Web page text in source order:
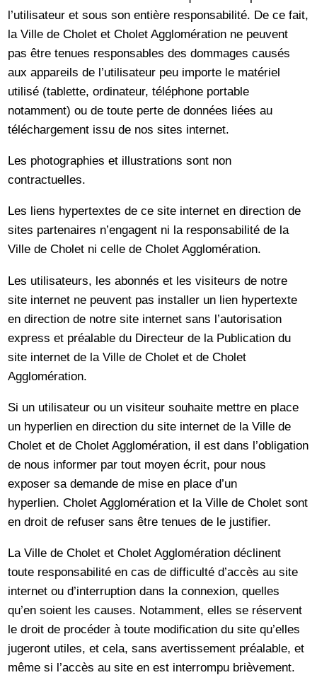
l’utilisateur et sous son entière responsabilité. De ce fait,
la Ville de Cholet et Cholet Agglomération ne peuvent
pas être tenues responsables des dommages causés
aux appareils de l’utilisateur peu importe le matériel
utilisé (tablette, ordinateur, téléphone portable
notamment) ou de toute perte de données liées au
téléchargement issu de nos sites internet.
Les photographies et illustrations sont non
contractuelles.
Les liens hypertextes de ce site internet en direction de
sites partenaires n’engagent ni la responsabilité de la
Ville de Cholet ni celle de Cholet Agglomération.
Les utilisateurs, les abonnés et les visiteurs de notre
site internet ne peuvent pas installer un lien hypertexte
en direction de notre site internet sans l’autorisation
express et préalable du Directeur de la Publication du
site internet de la Ville de Cholet et de Cholet
Agglomération.
Si un utilisateur ou un visiteur souhaite mettre en place
un hyperlien en direction du site internet de la Ville de
Cholet et de Cholet Agglomération, il est dans l’obligation
de nous informer par tout moyen écrit, pour nous
exposer sa demande de mise en place d’un
hyperlien. Cholet Agglomération et la Ville de Cholet sont
en droit de refuser sans être tenues de le justifier.
La Ville de Cholet et Cholet Agglomération déclinent
toute responsabilité en cas de difficulté d’accès au site
internet ou d’interruption dans la connexion, quelles
qu’en soient les causes. Notamment, elles se réservent
le droit de procéder à toute modification du site qu’elles
jugeront utiles, et cela, sans avertissement préalable, et
même si l’accès au site en est interrompu brièvement.